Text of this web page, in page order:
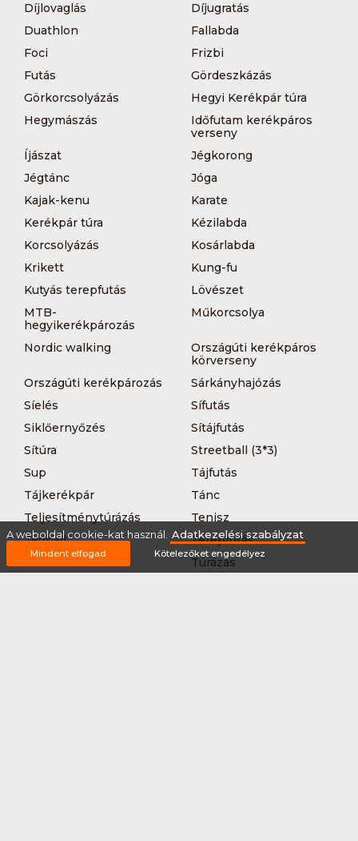
Díjlovaglás
Díjugratás
Duathlon
Fallabda
Foci
Frizbi
Futás
Gördeszkázás
Görkorcsolyázás
Hegyi Kerékpár túra
Hegymászás
Időfutam kerékpáros
verseny
Íjászat
Jégkorong
Jégtánc
Jóga
Kajak-kenu
Karate
Kerékpár túra
Kézilabda
Korcsolyázás
Kosárlabda
Krikett
Kung-fu
Kutyás terepfutás
Lövészet
MTB-
hegyikerékpározás
Műkorcsolya
Nordic walking
Országúti kerékpáros
körverseny
Országúti kerékpározás
Sárkányhajózás
Síelés
Sífutás
Siklőernyőzés
Sítájfutás
Sítúra
Streetball (3*3)
Sup
Tájfutás
Tájkerékpár
Tánc
Teljesítménytúrázás
Tenisz
Teqball
Terepfutás
Túrázás
A weboldal cookie-kat használ. Adatkezelési szabályzat
Mindent elfogad Kötelezőket engedélyez